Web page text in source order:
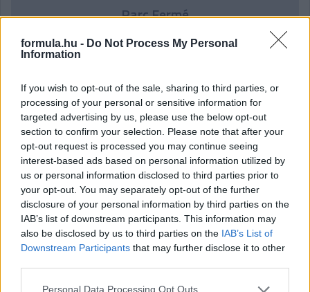
formula.hu - Do Not Process My Personal
Information
If you wish to opt-out of the sale, sharing to third parties, or
processing of your personal or sensitive information for
targeted advertising by us, please use the below opt-out
section to confirm your selection. Please note that after your
opt-out request is processed you may continue seeing
interest-based ads based on personal information utilized by
us or personal information disclosed to third parties prior to
your opt-out. You may separately opt-out of the further
disclosure of your personal information by third parties on the
IAB’s list of downstream participants. This information may
also be disclosed by us to third parties on the IAB’s List of
Downstream Participants that may further disclose it to other
Please note that this website/app uses one or more Google
Personal Data Processing Opt Outs
Parc Fermé
9 órája